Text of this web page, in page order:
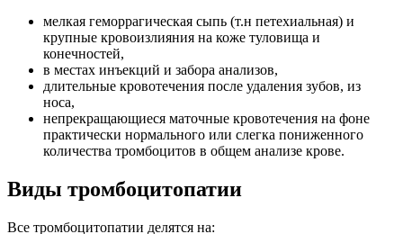
мелкая геморрагическая сыпь (т.н петехиальная) и
крупные кровоизлияния на коже туловища и
конечностей,
в местах инъекций и забора анализов,
длительные кровотечения после удаления зубов, из
носа,
непрекращающиеся маточные кровотечения на фоне
практически нормального или слегка пониженного
количества тромбоцитов в общем анализе крове.
Виды тромбоцитопатии
Все тромбоцитопатии делятся на: